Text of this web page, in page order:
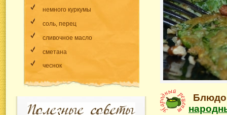
немного куркумы
соль, перец
сливочное масло
сметана
чеснок
Блюдо